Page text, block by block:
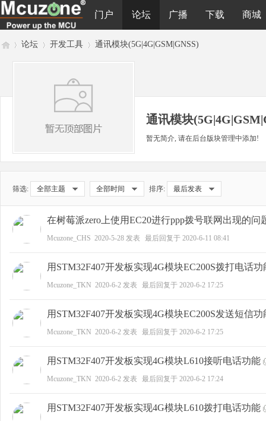
门户 论坛 广播 下载 商城
M »
论坛 开发工具
›
通讯模块(5G|4G|GSM|GNSS)
通讯模块
暂无简介, 请在后台版块管理中添加!
筛选: 全部主题 全部时间 排序: 最后发表
在树莓派zero上使用EC20进行ppp拨号联网出现的问
Mcuzone_CHS 2020-5-28 发表 最后回复于 2020-6-11 08:41
用STM32F407开发板实现4G模块EC200S拨打电话功
Mcuzone_TKN 2020-6-2 发表 最后回复于 2020-6-2 17:25
用STM32F407开发板实现4G模块EC200S发送短信功
Mcuzone_TKN 2020-6-2 发表 最后回复于 2020-6-2 17:25
用STM32F407开发板实现4G模块L610接听电话功能
Mcuzone_TKN 2020-6-2 发表 最后回复于 2020-6-2 17:24
用STM32F407开发板实现4G模块L610拨打电话功能